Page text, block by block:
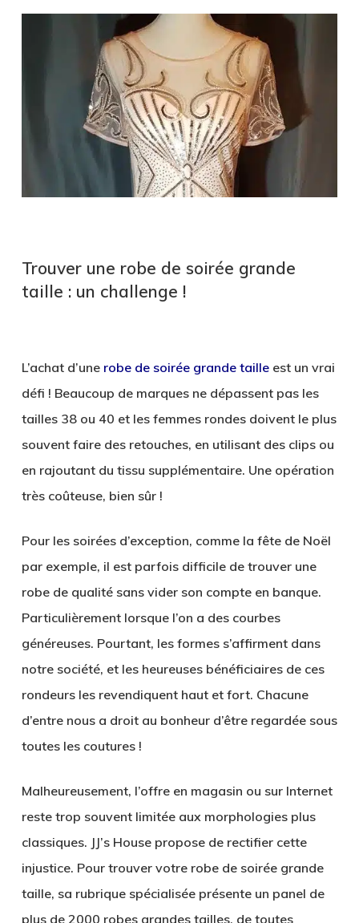
Trouver une robe de soirée grande
taille : un challenge !
L’achat d’une robe de soirée grande tailleest un vrai
défi ! Beaucoup de marques ne dépassent pas les
tailles 38 ou 40 et les femmes rondes doivent le plus
souvent faire des retouches, en utilisant des clips ou
en rajoutant du tissu supplémentaire. Une opération
très coûteuse, bien sûr !
Pour les soirées d’exception, comme la fête de Noël
par exemple, il est parfois difficile de trouver une
robe de qualité sans vider son compte en banque.
Particulièrement lorsque l’on a des courbes
généreuses. Pourtant, les formes s’affirment dans
notre société, et les heureuses bénéficiaires de ces
rondeurs les revendiquent haut et fort. Chacune
d’entre nous a droit au bonheur d’être regardée sous
toutes les coutures !
Malheureusement, l’offre en magasin ou sur Internet
reste trop souvent limitée aux morphologies plus
classiques. JJ’s Housepropose de rectifier cette
injustice. Pour trouver votre robe de soirée grande
taille, sa rubrique spécialisée présente un panel de
plus de 2000 robes grandes tailles, de toutes